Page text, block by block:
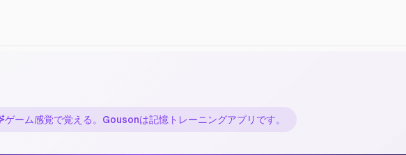
ゲーム感覚で覚える。Gousonは記憶トレーニングアプリです。